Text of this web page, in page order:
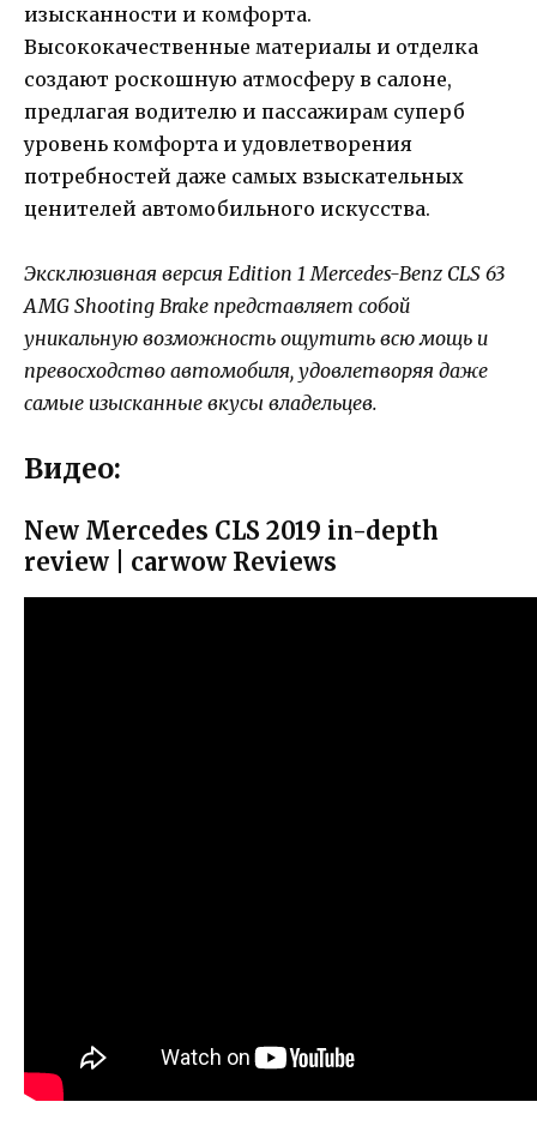
изысканности и комфорта.
Высококачественные материалы и отделка
создают роскошную атмосферу в салоне,
предлагая водителю и пассажирам суперб
уровень комфорта и удовлетворения
потребностей даже самых взыскательных
ценителей автомобильного искусства.
Эксклюзивная версия Edition 1 Mercedes-Benz CLS 63
AMG Shooting Brake представляет собой
уникальную возможность ощутить всю мощь и
превосходство автомобиля, удовлетворяя даже
самые изысканные вкусы владельцев.
Видео:
New Mercedes CLS 2019 in-depth
review | carwow Reviews